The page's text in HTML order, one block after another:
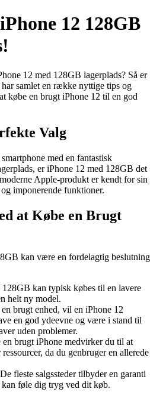
12 128GB
12 med 128GB lagerplads? Så er
samlet en række nyttige tips og
købe en brugt iPhone 12 til en god
Valg
med en fantastisk
er iPhone 12 med 128GB det
Apple-produkt er kendt for sin
imponerende funktioner.
at Købe en Brugt
kan være en fordelagtig beslutning
kan typisk købes til en lavere
helt ny model.
brugt enhed, vil en iPhone 12
en god ydeevne og være i stand til
uden problemer.
en brugt iPhone medvirker du til at
da du genbruger en allerede
De fleste salgssteder tilbyder en garanti
kan føle dig tryg ved dit køb.